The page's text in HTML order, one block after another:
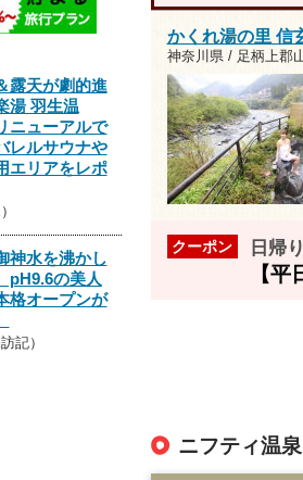
かくれ湯の里 信
神奈川県 / 足柄上郡
クーポン 日帰
【平
ニフティ温
露天が劇的進
湯 羽生温
ニューアルで
レルサウナや
エリアをレポ
神水を沸かし
pH9.6の美人
格オープンが
記）